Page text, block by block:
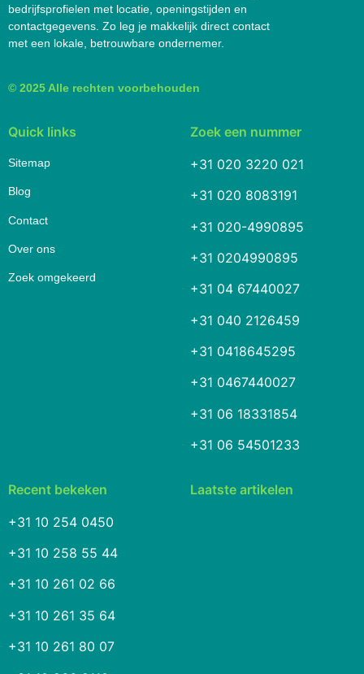
bedrijfsprofielen met locatie, openingstijden en
contactgegevens. Zo leg je makkelijk direct contact
met een lokale, betrouwbare ondernemer.
© 2025 Alle rechten voorbehouden
Quick links
Sitemap
Blog
Contact
Over ons
Zoek omgekeerd
Zoek een nummer
+31 020 3220 021
+31 020 8083191
+31 020-4990895
+31 0204990895
+31 04 67440027
+31 040 2126459
+31 0418645295
+31 0467440027
+31 06 18331854
+31 06 54501233
Recent bekeken
+31 10 254 0450
+31 10 258 55 44
+31 10 261 02 66
+31 10 261 35 64
+31 10 261 80 07
Laatste artikelen